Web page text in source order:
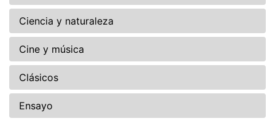
Ciencia y naturaleza
Cine y música
Clásicos
Ensayo